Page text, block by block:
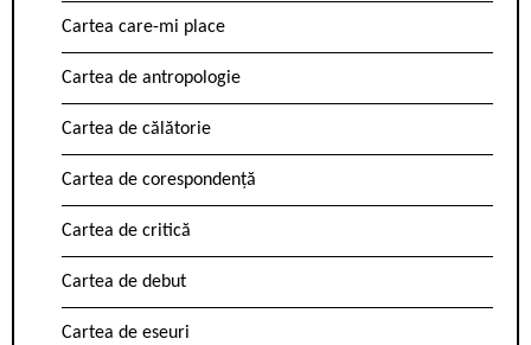
Cartea care-mi place
Cartea de antropologie
Cartea de călătorie
Cartea de corespondență
Cartea de critică
Cartea de debut
Cartea de eseuri